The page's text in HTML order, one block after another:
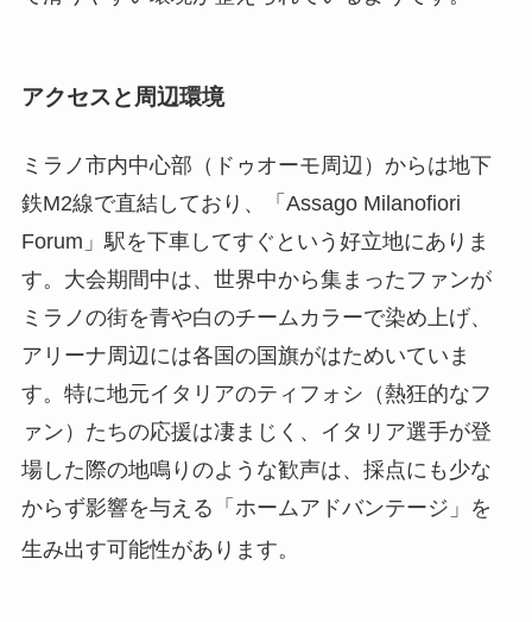
アクセスと周辺環境
ミラノ市内中心部（ドゥオーモ周辺）からは地下
鉄M2線で直結しており、「Assago Milanofiori
Forum」駅を下車してすぐという好立地にありま
す。大会期間中は、世界中から集まったファンが
ミラノの街を青や白のチームカラーで染め上げ、
アリーナ周辺には各国の国旗がはためいていま
す。特に地元イタリアのティフォシ（熱狂的なフ
ァン）たちの応援は凄まじく、イタリア選手が登
場した際の地鳴りのような歓声は、採点にも少な
からず影響を与える「ホームアドバンテージ」を
生み出す可能性があります。